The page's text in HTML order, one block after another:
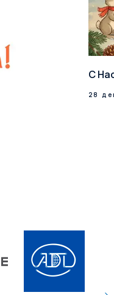
С
28